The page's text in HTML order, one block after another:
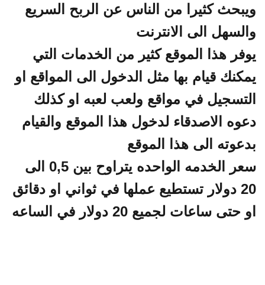
ويبحث كثيرا من الناس عن الربح السريع
والسهل الى الانترنت
يوفر هذا الموقع كثير من الخدمات التي
يمكنك قيام بها مثل الدخول الى المواقع او
التسجيل في مواقع ولعب لعبه او كذلك
دعوه الاصدقاء لدخول هذا الموقع والقيام
بدعوته الى هذا الموقع
سعر الخدمه الواحده يتراوح بين 0,5 الى
20 دولار تستطيع عملها في ثواني او دقائق
او حتى ساعات لجميع 20 دولار في الساعه